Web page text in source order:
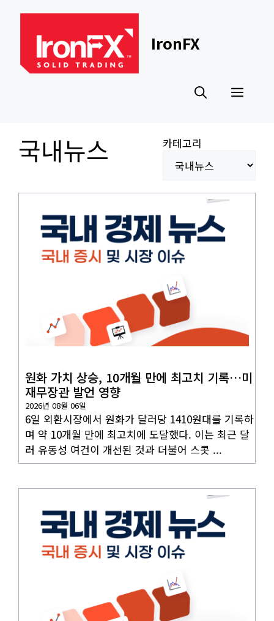
content
IronFX
국내뉴스 카테고리
원화 가치 상승, 10개월 만에 최고치 기록…미
재무장관 발언 영향
2026년 08월 06일
6일 외환시장에서 원화가 달러당 1410원대를 기록하
며 약 10개월 만에 최고치에 도달했다. 이는 최근 달
러 유동성 여건이 개선된 것과 더불어 스콧 ...